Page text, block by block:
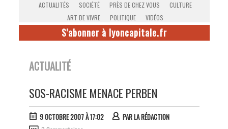
ACTUALITÉS SOCIÉTÉ PRÈS DE CHEZ VOUS
CULTURE
ART DE VIVRE
POLITIQUE VIDÉOS
S'abonner à lyoncapitale.fr
ACTUALITÉ
SOS-RACISME MENACE PERBEN
9 OCTOBRE 2007 À 17:02 PARLA RÉDACTION